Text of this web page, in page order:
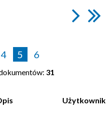
4 5 6
31
Użytkownik